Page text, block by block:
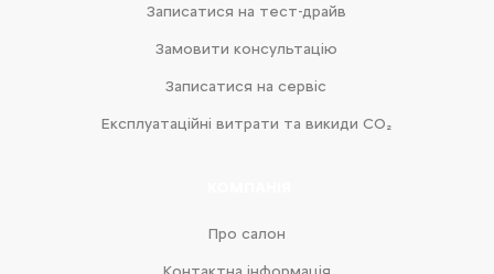
Записатися на тест-драйв
Замовити консультацію
Записатися на сервіс
Експлуатаційні витрати та викиди CO₂
Про салон